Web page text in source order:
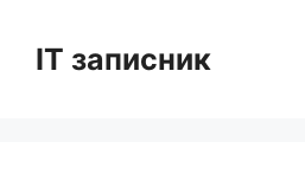
вмістуIT записник